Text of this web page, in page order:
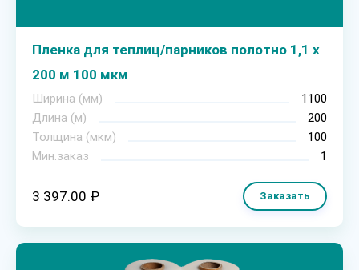
Пленка для теплиц/парников полотно 1,1 х
200 м 100 мкм
Ширина (мм)
1100
Длина (м)
200
Толщина (мкм)
100
Мин.заказ
1
3 397.00 ₽ Заказать